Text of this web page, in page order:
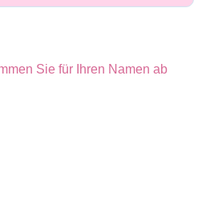
Sie für Ihren Namen ab